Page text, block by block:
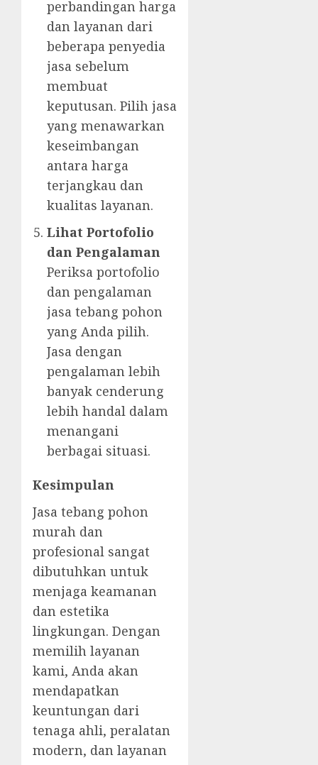
perbandingan harga
dan layanan dari
beberapa penyedia
jasa sebelum
membuat
keputusan. Pilih jasa
yang menawarkan
keseimbangan
antara harga
terjangkau dan
kualitas layanan.
Lihat Portofolio
dan Pengalaman
Periksa portofolio
dan pengalaman
jasa tebang pohon
yang Anda pilih.
Jasa dengan
pengalaman lebih
banyak cenderung
lebih handal dalam
menangani
berbagai situasi.
Kesimpulan
Jasa tebang pohon
murah dan
profesional sangat
dibutuhkan untuk
menjaga keamanan
dan estetika
lingkungan. Dengan
memilih layanan
kami, Anda akan
mendapatkan
keuntungan dari
tenaga ahli, peralatan
modern, dan layanan